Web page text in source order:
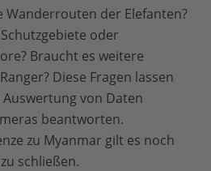
­Wanderrouten der Elefanten?
oder
Braucht es weitere
Diese Fragen lassen
von Daten
beantworten.
zu Myanmar gilt es noch
schließen.